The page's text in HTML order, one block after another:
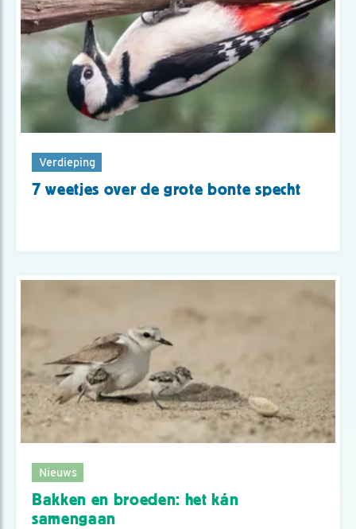
Verdieping
7 weetjes over de grote bonte specht
Nieuws
Bakken en broeden: het kán
samengaan